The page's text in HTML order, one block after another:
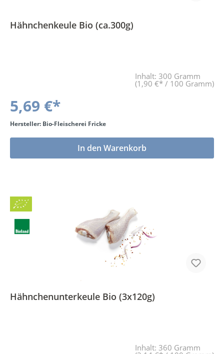
Hähnchenkeule Bio (ca.300g)
Inhalt: 300 Gramm
(1,90 €* / 100 Gramm)
5,69 €*
Hersteller: Bio-Fleischerei Fricke
In den Warenkorb
Bio
BLa
Hähnchenunterkeule Bio (3x120g)
Inhalt: 360 Gramm